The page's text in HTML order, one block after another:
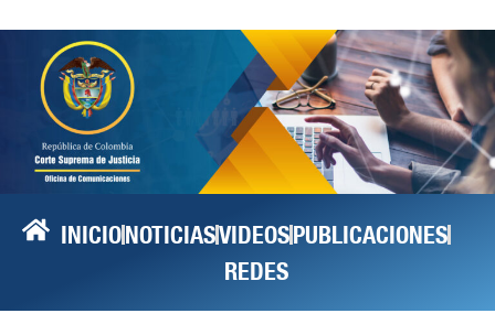
INICIONOTICIASVIDEOSPUBLICACIONES
REDES